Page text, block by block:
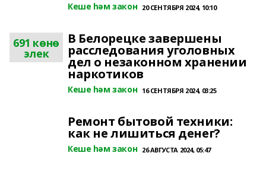
Кеше һәм закон 20 СЕНТЯБРЯ 2024, 10:10
691 көнө
элек
В Белорецке завершены
расследования уголовных
дел о незаконном хранении
наркотиков
Кеше һәм закон 16 СЕНТЯБРЯ 2024, 03:25
Ремонт бытовой техники:
как не лишиться денег?
Кеше һәм закон 26 АВГУСТА 2024, 05:47